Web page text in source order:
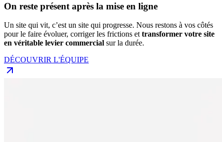
On reste présent après la mise en ligne
Un site qui vit, c’est un site qui progresse. Nous restons à vos côtés
pour le faire évoluer, corriger les frictions et transformer votre site
en véritable levier commercial sur la durée.
DÉCOUVRIR L'ÉQUIPE